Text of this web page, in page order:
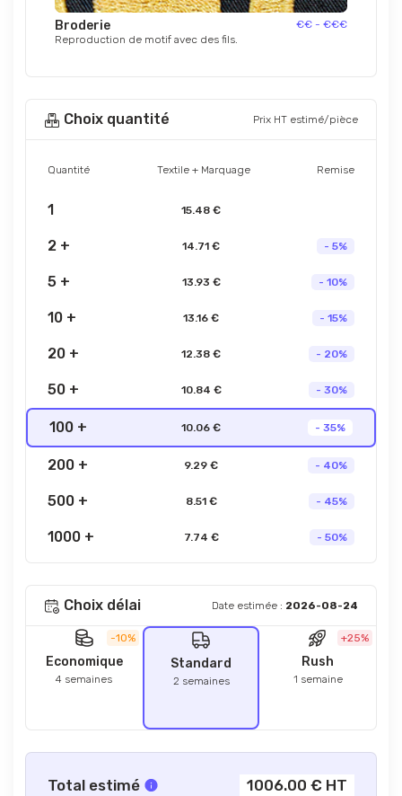
Broderie
€€ - €€€
Reproduction de motif avec des fils.
Choix quantité Prix HT estimé/pièce
Quantité Textile + Marquage Remise
1 15.48 €
2 + 14.71 € - 5%
5 + 13.93 € - 10%
10 + 13.16 € - 15%
20 + 12.38 € - 20%
50 + 10.84 € - 30%
100 + 10.06 € - 35%
200 + 9.29 € - 40%
500 + 8.51 € - 45%
1000 + 7.74 € - 50%
Choix délai Date estimée : 2026-08-24
-10%
Economique
4 semaines
Standard
2 semaines
+25%
Rush
1 semaine
Total estimé 1006.00 € HT